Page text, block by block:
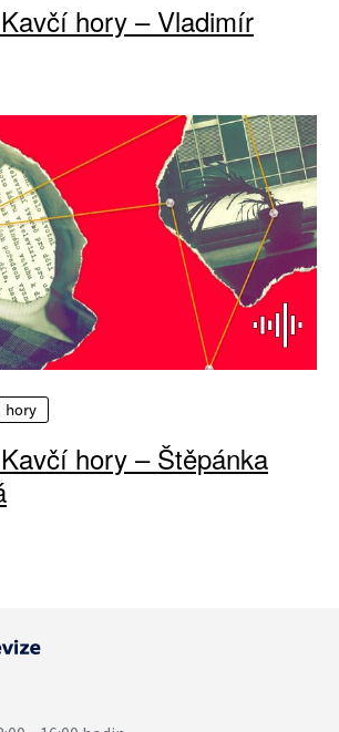
hory – Vladimír
hory
hory – Štěpánka